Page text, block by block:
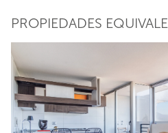
PROPIEDADES